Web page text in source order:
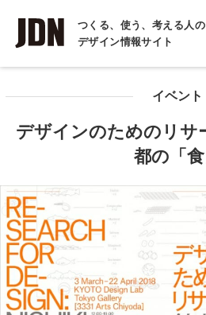
つくる、使う、考える人の
デザイン情報サイト
INTERVIEW
インタビュー
イベント
デザインのためのリサ
都の「食